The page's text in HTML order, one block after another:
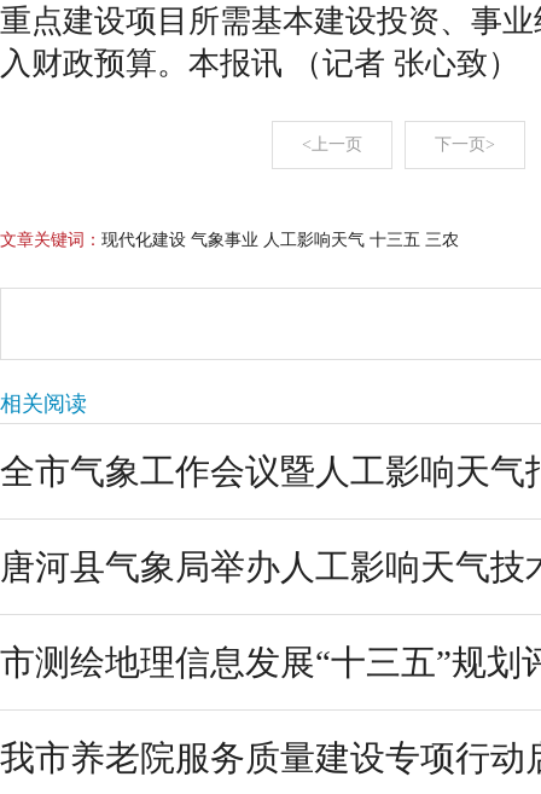
重点建设项目所需基本建设投资、事
入财政预算。本报讯 （记者 张心致）
<上一页 下一页>
文章关键词： 现代化建设 气象事业 人工影响天气 十三五 三农
相关阅读
全市气象工作会议暨人工影响天气
唐河县气象局举办人工影响天气技
市测绘地理信息发展“十三五”规划
我市养老院服务质量建设专项行动